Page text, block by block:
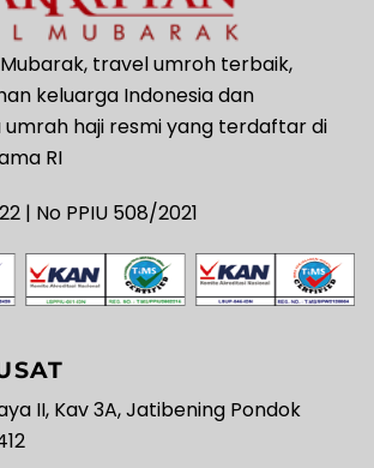
travel umroh terbaik,
keluarga Indonesia dan
haji resmi yang terdaftar di
RI
| No PPIU 508/2021
II, Kav 3A, Jatibening Pondok